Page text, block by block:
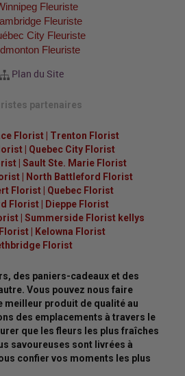
Fleuriste
Fleuriste
City Fleuriste
Fleuriste
Plan du Site
partenaires
Florist
Trenton Florist
| Quebec City Florist
Sault Ste. Marie Florist
North Battleford Florist
Florist
Quebec Florist
Florist|
Dieppe Florist
| Summerside Florist kellys
Kelowna Florist
Florist
des paniers-cadeaux et des
Vous pouvez nous faire
meilleur produit de qualité au
des emplacements à travers le
que les fleurs les plus fraîches
savoureuses sont livrées à
confier vos moments les plus